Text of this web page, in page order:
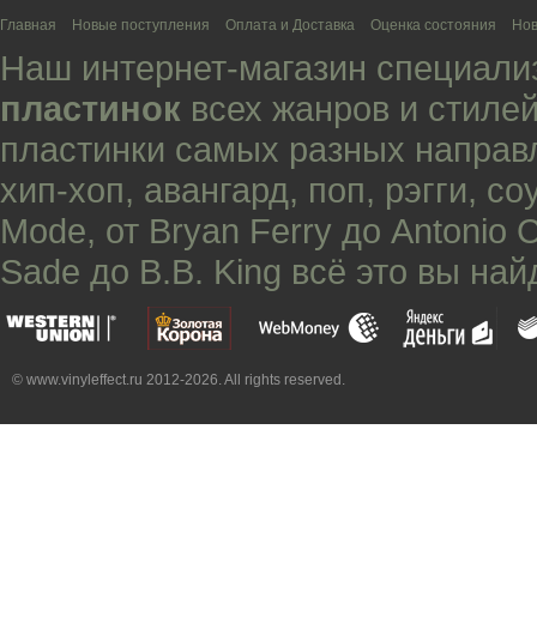
Главная Новые поступления Оплата и Доставка Оценка состояния
Наш интернет-магазин
пластинок всех жанров и
пластинки самых разных
хип-хоп, авангард, поп, рэгги,
Mode, от Bryan Ferry до Antonio
Sade до B.B. King всё это вы
© www.vinyleffect.ru 2012-2026. All rights reserved.